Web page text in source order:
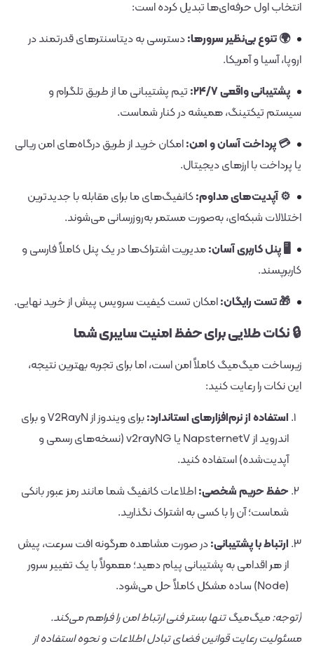
انتخاب اول حرفه‌ای‌ها تبدیل کرده است:
🌍 تنوع بی‌نظیر سرورها:دسترسی به دیتاسنترهای قدرتمند در
اروپا، آسیا و آمریکا.
پشتیبانی واقعی ۲۴/۷:
تیم پشتیبانی ما از طریق تلگرام و
سیستم تیکتینگ، همیشه در کنار شماست.
💳 پرداخت آسان و امن:امکان خرید از طریق درگاه‌های امن ریالی
یا پرداخت با ارزهای دیجیتال.
⚙️ آپدیت‌های مداوم:کانفیگ‌های ما برای مقابله با جدیدترین
اختلالات شبکه‌ای، به‌صورت مستمر به‌روزرسانی می‌شوند.
🖥️ پنل کاربری آسان:مدیریت اشتراک‌ها در یک پنل کاملاً فارسی و
کاربرپسند.
🎁 تست رایگان:امکان تست کیفیت سرویس پیش از خرید نهایی.
🔒 نکات طلایی برای حفظ امنیت سایبری شما
زیرساخت میگ‌میگ کاملاً امن است، اما برای تجربه بهترین نتیجه،
این نکات را رعایت کنید:
استفاده از نرم‌افزارهای استاندارد:برای ویندوز ازV2RayNو برای
اندروید ازNapsternetV یا v2rayNG(نسخه‌های رسمی و
آپدیت‌شده) استفاده کنید.
حفظ حریم شخصی:اطلاعات کانفیگ شما مانند رمز عبور بانکی
شماست؛ آن را با کسی به اشتراک نگذارید.
ارتباط با پشتیبانی:در صورت مشاهده هرگونه افت سرعت، پیش
از هر اقدامی به پشتیبانی پیام دهید؛ معمولاً با یک تغییر سرور
(Node) ساده مشکل کاملاً حل می‌شود.
(توجه: میگ‌میگ تنها بستر فنی ارتباط امن را فراهم می‌کند.
مسئولیت رعایت قوانین فضای تبادل اطلاعات و نحوه استفاده از